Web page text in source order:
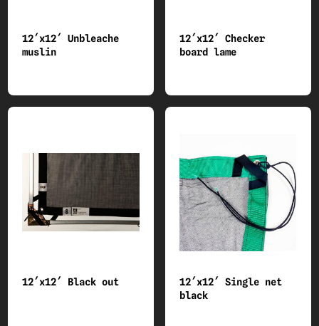
12´x12´ Unbleache
muslin
12´x12´ Checker
board lame
12´x12´ Black out
12´x12´ Single net
black